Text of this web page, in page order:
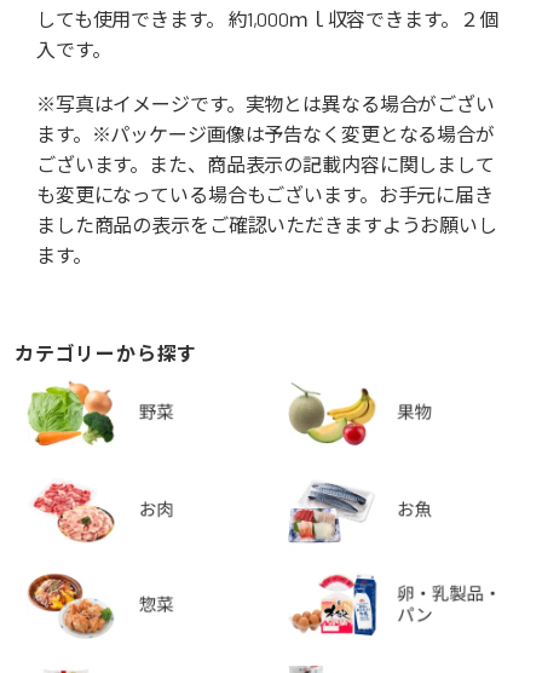
しても使用できます。 約1,000ｍｌ収容できます。２個
入です。
※写真はイメージです。実物とは異なる場合がござい
ます。※パッケージ画像は予告なく変更となる場合が
ございます。また、商品表示の記載内容に関しまして
も変更になっている場合もございます。お手元に届き
ました商品の表示をご確認いただきますようお願いし
ます。
カテゴリーから探す